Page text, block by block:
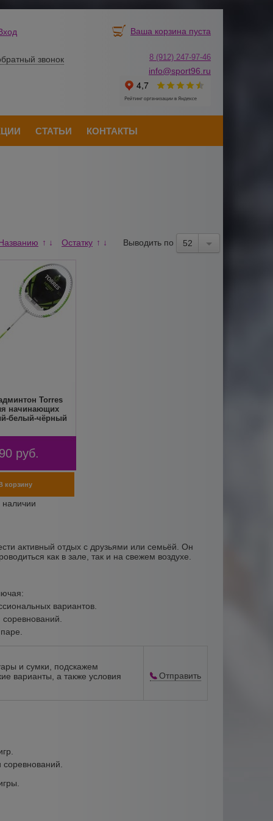
звонок
Ваша корзина пуста
8 (912) 247-97-46
info@sport96.ru
СТАТЬИ КОНТАКТЫ
↑ ↓ Остатку ↑ ↓ Выводить по 52
Torres
начинающих
белый-чёрный
руб.
активный отдых с друзьями или семьёй. Он
как в зале, так и на свежем воздухе.
вариантов.
и сумки, подскажем
варианты, а также условия
Отправить